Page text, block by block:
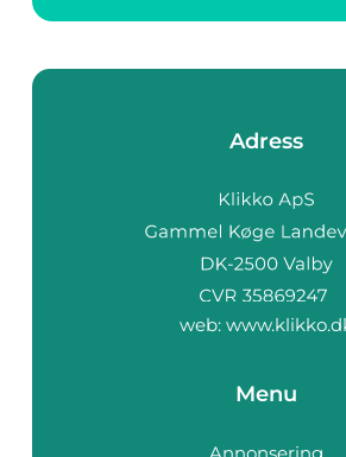
Adress
web:
Menu
Annonsering